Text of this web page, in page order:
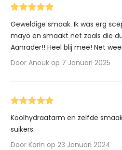
Geweldige smaak. Ik was erg
mayo en smaakt net zoals die
Aanrader!! Heel blij mee! Net
Door Anouk op 7 Januari 2025
Koolhydraatarm en zelfde
suikers.
Door Karin op 23 Januari 2024